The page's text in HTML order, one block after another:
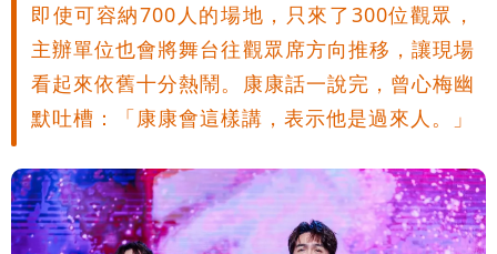
即使可容納700人的場地，只來了300位觀眾，
主辦單位也會將舞台往觀眾席方向推移，讓現場
看起來依舊十分熱鬧。康康話一說完，曾心梅幽
默吐槽：「康康會這樣講，表示他是過來人。」